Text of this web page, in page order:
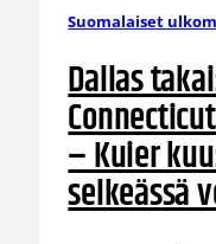
Suomalaiset
Dallas
– Kuier
selkeässä